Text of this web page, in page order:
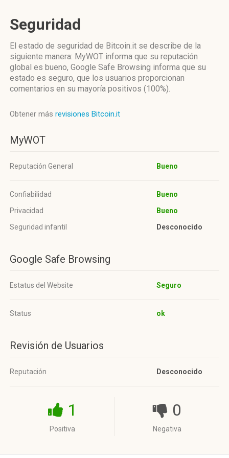
Seguridad
El estado de seguridad de Bitcoin.it se describe de la
siguiente manera: MyWOT informa que su reputación
global es bueno, Google Safe Browsing informa que su
estado es seguro, que los usuarios proporcionan
comentarios en su mayoría positivos (100%).
Obtener más revisiones Bitcoin.it
MyWOT
Reputación General Bueno
Confiabilidad
Bueno
Privacidad
Bueno
Seguridad infantil
Desconocido
Google Safe Browsing
Estatus del Website Seguro
Status ok
Revisión de Usuarios
Reputación Desconocido
1
Positiva
0
Negativa